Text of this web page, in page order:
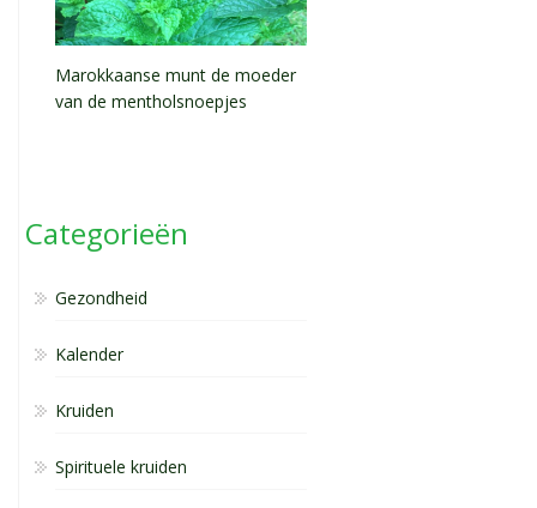
Marokkaanse munt de moeder
van de mentholsnoepjes
Categorieën
Gezondheid
Kalender
Kruiden
Spirituele kruiden